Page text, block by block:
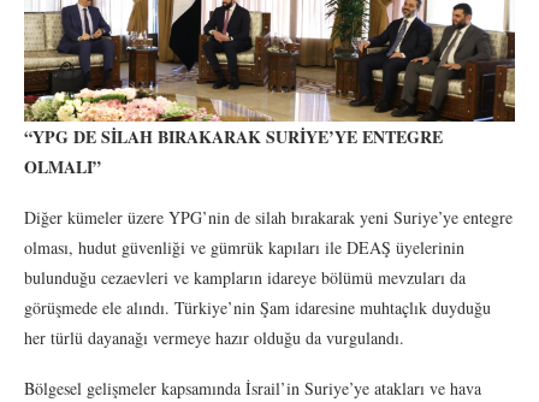
“YPG DE SİLAH BIRAKARAK SURİYE’YE ENTEGRE
OLMALI”
Diğer kümeler üzere YPG’nin de silah bırakarak yeni Suriye’ye entegre
olması, hudut güvenliği ve gümrük kapıları ile DEAŞ üyelerinin
bulunduğu cezaevleri ve kampların idareye bölümü mevzuları da
görüşmede ele alındı. Türkiye’nin Şam idaresine muhtaçlık duyduğu
her türlü dayanağı vermeye hazır olduğu da vurgulandı.
Bölgesel gelişmeler kapsamında İsrail’in Suriye’ye atakları ve hava